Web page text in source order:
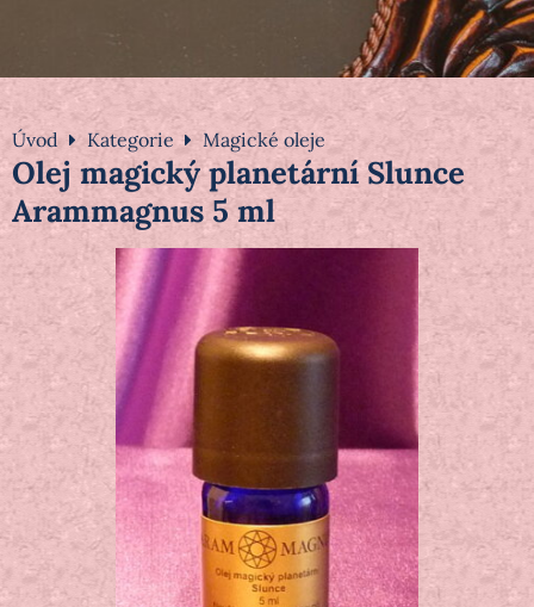
Úvod Kategorie Magické oleje
Olej magický planetární Slunce
Arammagnus 5 ml